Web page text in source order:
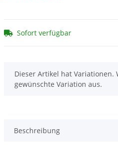
Sofort verfügbar
x
Dieser Artikel hat Variationen.
gewünschte Variation aus.
Beschreibung